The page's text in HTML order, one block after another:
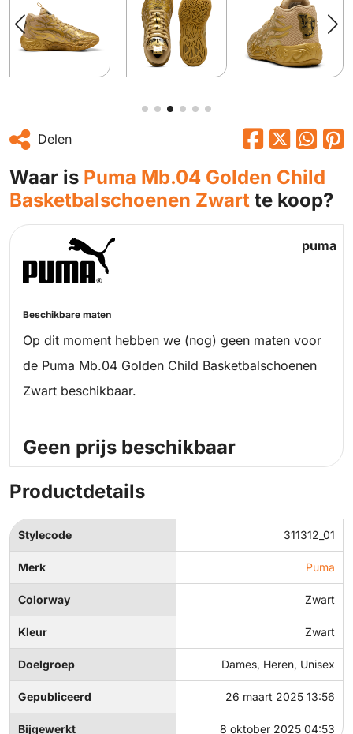
Delen
Waar is Puma Mb.04 Golden Child
Basketbalschoenen Zwart te koop?
puma
Beschikbare maten
Op dit moment hebben we (nog) geen maten voor
de Puma Mb.04 Golden Child Basketbalschoenen
Zwart beschikbaar.
Geen prijs beschikbaar
Productdetails
Stylecode 311312_01
Merk Puma
Colorway Zwart
Kleur Zwart
Doelgroep Dames, Heren, Unisex
Gepubliceerd 26 maart 2025 13:56
Bijgewerkt 8 oktober 2025 04:53